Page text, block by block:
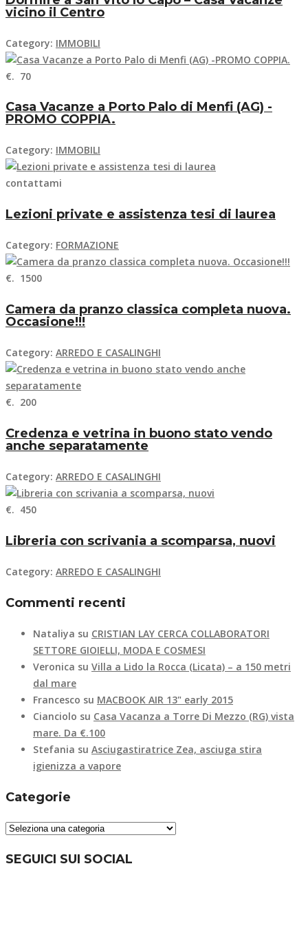
vicino il Centro
Category: IMMOBILI
€. 70
Casa Vacanze a Porto Palo di Menfi (AG) -
PROMO COPPIA.
Category: IMMOBILI
contattami
Lezioni private e assistenza tesi di laurea
Category: FORMAZIONE
€. 1500
Camera da pranzo classica completa nuova.
Occasione!!!
Category: ARREDO E CASALINGHI
€. 200
Credenza e vetrina in buono stato vendo
anche separatamente
Category: ARREDO E CASALINGHI
€. 450
Libreria con scrivania a scomparsa, nuovi
Category: ARREDO E CASALINGHI
Commenti recenti
Nataliya su CRISTIAN LAY CERCA COLLABORATORI
SETTORE GIOIELLI, MODA E COSMESI
Veronica su Villa a Lido la Rocca (Licata) – a 150 metri
dal mare
Francesco su MACBOOK AIR 13" early 2015
Cianciolo su Casa Vacanza a Torre Di Mezzo (RG) vista
mare. Da €.100
Stefania su Asciugastiratrice Zea, asciuga stira
igienizza a vapore
Categorie
Categorie
SEGUICI SUI SOCIAL